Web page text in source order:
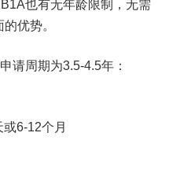
也有无年龄限制，无需
优势。
请周期为3.5-4.5年：
6-12个月